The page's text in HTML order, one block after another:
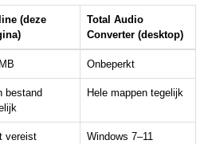
(deze
Total Audio
Converter (desktop)
Onbeperkt
bestand
Hele mappen tegelijk
vereist Windows 7–11